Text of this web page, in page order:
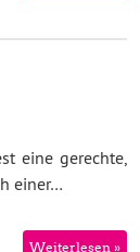
eine gerechte,
einer…
Weiterlesen »